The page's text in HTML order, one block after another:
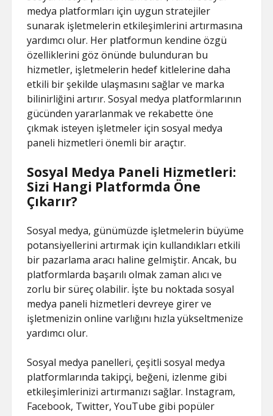
medya platformları için uygun stratejiler
sunarak işletmelerin etkileşimlerini artırmasına
yardımcı olur. Her platformun kendine özgü
özelliklerini göz önünde bulunduran bu
hizmetler, işletmelerin hedef kitlelerine daha
etkili bir şekilde ulaşmasını sağlar ve marka
bilinirliğini artırır. Sosyal medya platformlarının
gücünden yararlanmak ve rekabette öne
çıkmak isteyen işletmeler için sosyal medya
paneli hizmetleri önemli bir araçtır.
Sosyal Medya Paneli Hizmetleri:
Sizi Hangi Platformda Öne
Çıkarır?
Sosyal medya, günümüzde işletmelerin büyüme
potansiyellerini artırmak için kullandıkları etkili
bir pazarlama aracı haline gelmiştir. Ancak, bu
platformlarda başarılı olmak zaman alıcı ve
zorlu bir süreç olabilir. İşte bu noktada sosyal
medya paneli hizmetleri devreye girer ve
işletmenizin online varlığını hızla yükseltmenize
yardımcı olur.
Sosyal medya panelleri, çeşitli sosyal medya
platformlarında takipçi, beğeni, izlenme gibi
etkileşimlerinizi artırmanızı sağlar. Instagram,
Facebook, Twitter, YouTube gibi popüler